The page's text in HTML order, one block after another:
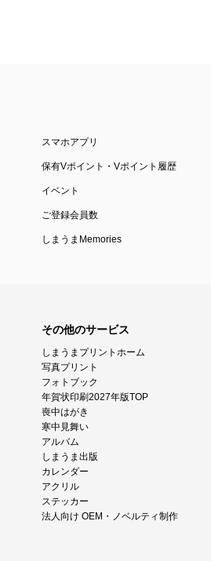
スマホアプリ
保有Vポイント・Vポイント履歴
イベント
ご登録会員数
しまうまMemories
その他のサービス
しまうまプリントホーム
写真プリント
フォトブック
年賀状印刷2027年版TOP
喪中はがき
寒中見舞い
アルバム
しまうま出版
カレンダー
アクリル
ステッカー
法人向け OEM・ノベルティ制作